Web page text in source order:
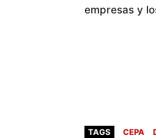
empresas y
TAGS CEPA